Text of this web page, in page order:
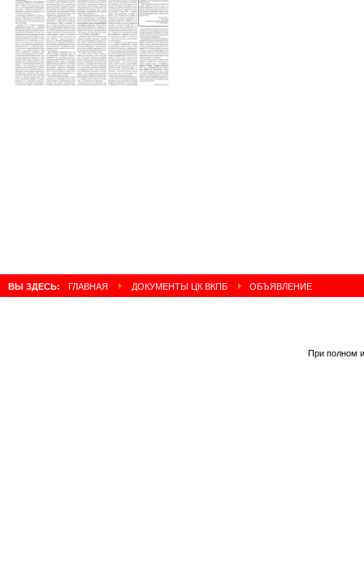
ВЫ ЗДЕСЬ: ГЛАВНАЯ ДОКУМЕНТЫ ЦК ВКПБ ОБЪЯВЛЕНИЕ
При полном